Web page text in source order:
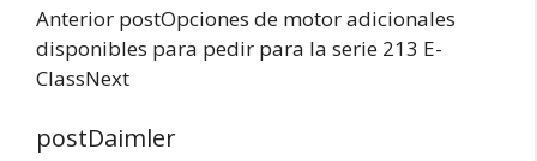
Anterior postOpciones de motor adicionales
disponibles para pedir para la serie 213 E-
ClassNext
postDaimler